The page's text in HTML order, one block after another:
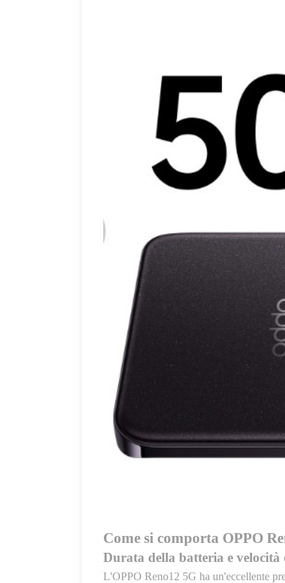
Come si comporta OPPO
Durata della batteria e velocità
L'OPPO Reno12 5G ha un'eccellente